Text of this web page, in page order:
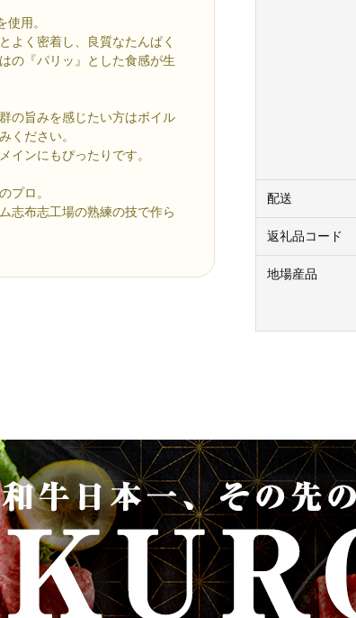
用。
よく密着し、良質なたんぱく
の『パリッ』とした食感が生
の旨みを感じたい方はボイル
ください。
インにもぴったりです。
プロ。
志布志工場の熟練の技で作ら
配送
返礼品コード
地場産品